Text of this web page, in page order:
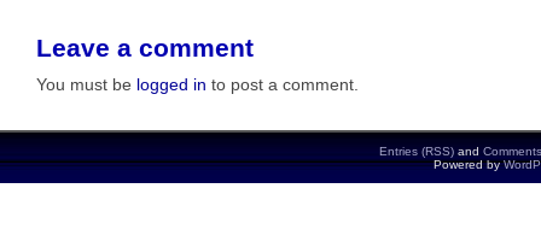
Leave a comment
You must be logged in to post a comment.
Entries (RSS) and
Powered by